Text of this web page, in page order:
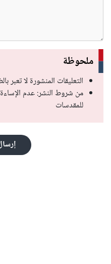
ملحوظة
التعليقات المنشورة لا تعبر
من شروط النشر: عدم
للمقدسات